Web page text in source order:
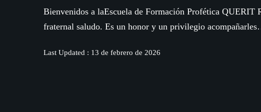
Bienvenidos a laEscuela de Formación Profética QUERIT
fraternal saludo. Es un honor y un privilegio
Last Updated : 13 de febrero de 2026